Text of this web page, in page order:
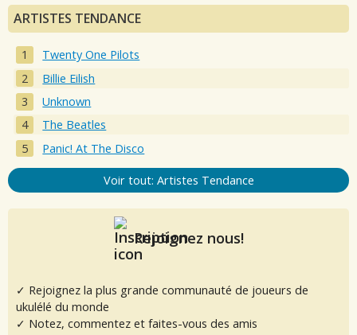
ARTISTES TENDANCE
Twenty One Pilots
Billie Eilish
Unknown
The Beatles
Panic! At The Disco
Voir tout: Artistes Tendance
Rejoignez nous!
✓ Rejoignez la plus grande communauté de joueurs de
ukulélé du monde
✓ Notez, commentez et faites-vous des amis